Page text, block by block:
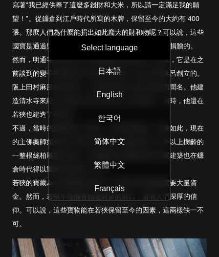
寫著“我已經供奉了這麼多錢財和大米，所以請一定滿足我的願
望！”。從鐮倉到江戶時代所寫的木牌，保留至今的大約有 400
張。那麼人們為什麼能捐出如此龐大的財和物呢？可以說，這些
國寶是通過與中國大陸以及北前船貿易得到的財富來捐贈的。
然而，明通寺的歷史並不是從鐮倉時代開始的。據說，它是在之
前談到的變革時期由偉大的征夷大將軍；阪上田村麻呂創立的。
阪上田村麻呂擅長武術，以成功擊敗日本東北地區而聞名。他建
造清水寺來紀念在戰爭中喪生的東北人民而聞名，同時，他還在
若狹也建造了明通寺。
不過，當時的建築被大火吞噬，主佛也被燒毀。即便如此，現在
的主佛藥師如來是平安時代末期的，據說使用了千年以上樹齡的
一整根絲柏雕刻而成的。與佛像相比更難保留的寺廟建築也在鐮
倉時代得以重建並保留到了今天。
若狹的寶藏為什麼還能保留至今？保護寺廟和佛像需要大量資
金。然而，若狹不僅擁有創造財富的港口，還有人們深厚的信
仰。可以說，這些寶物能在若狹保留至今的因素，這兩樣缺一不
可。
Select language
日本語
English
한국어
简体中文
繁體中文
Français